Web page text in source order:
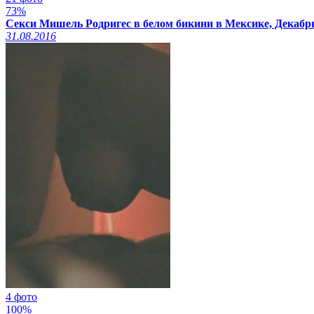
73%
Секси Мишель Родригес в белом бикини в Мексике,
31.08.2016
4 фото
100%